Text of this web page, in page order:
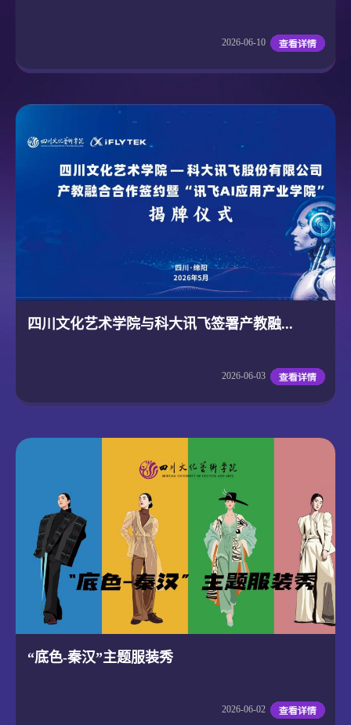
2026-06-10
四川文化艺术学院与科大讯飞签署产教融...
2026-06-03
“底色-秦汉”主题服装秀
2026-06-02